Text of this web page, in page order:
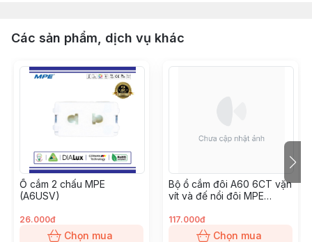
Các sản phẩm, dịch vụ khác
Ổ cắm 2 chấu MPE
(A6USV)
26.000đ
Chọn mua
Bộ ổ cắm đôi A60 6CT vặn
vít và đế nổi đôi MPE
117.000đ
Chọn mua